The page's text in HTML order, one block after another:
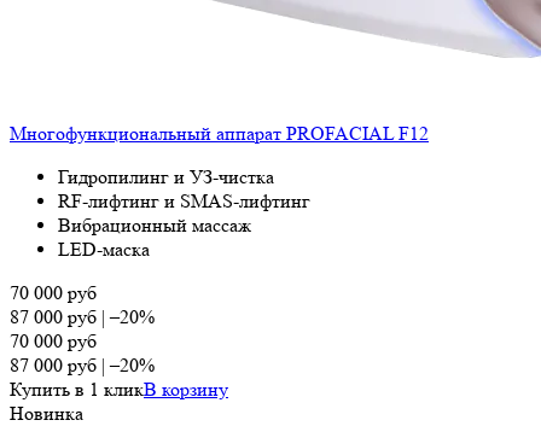
Многофункциональный аппарат PROFACIAL F12
Гидропилинг и УЗ-чистка
RF-лифтинг и SMAS-лифтинг
Вибрационный массаж
LED-маска
70 000 руб
87 000 руб |–20%
70 000 руб
87 000 руб |–20%
Купить в 1 кликВ корзину
Новинка